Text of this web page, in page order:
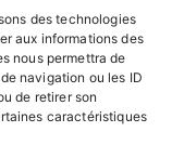
des technologies
aux informations des
nous permettra de
navigation ou les ID
de retirer son
caractéristiques